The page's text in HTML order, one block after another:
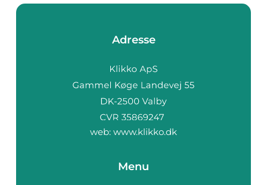
Adresse
web: www.klikko.dk
Menu